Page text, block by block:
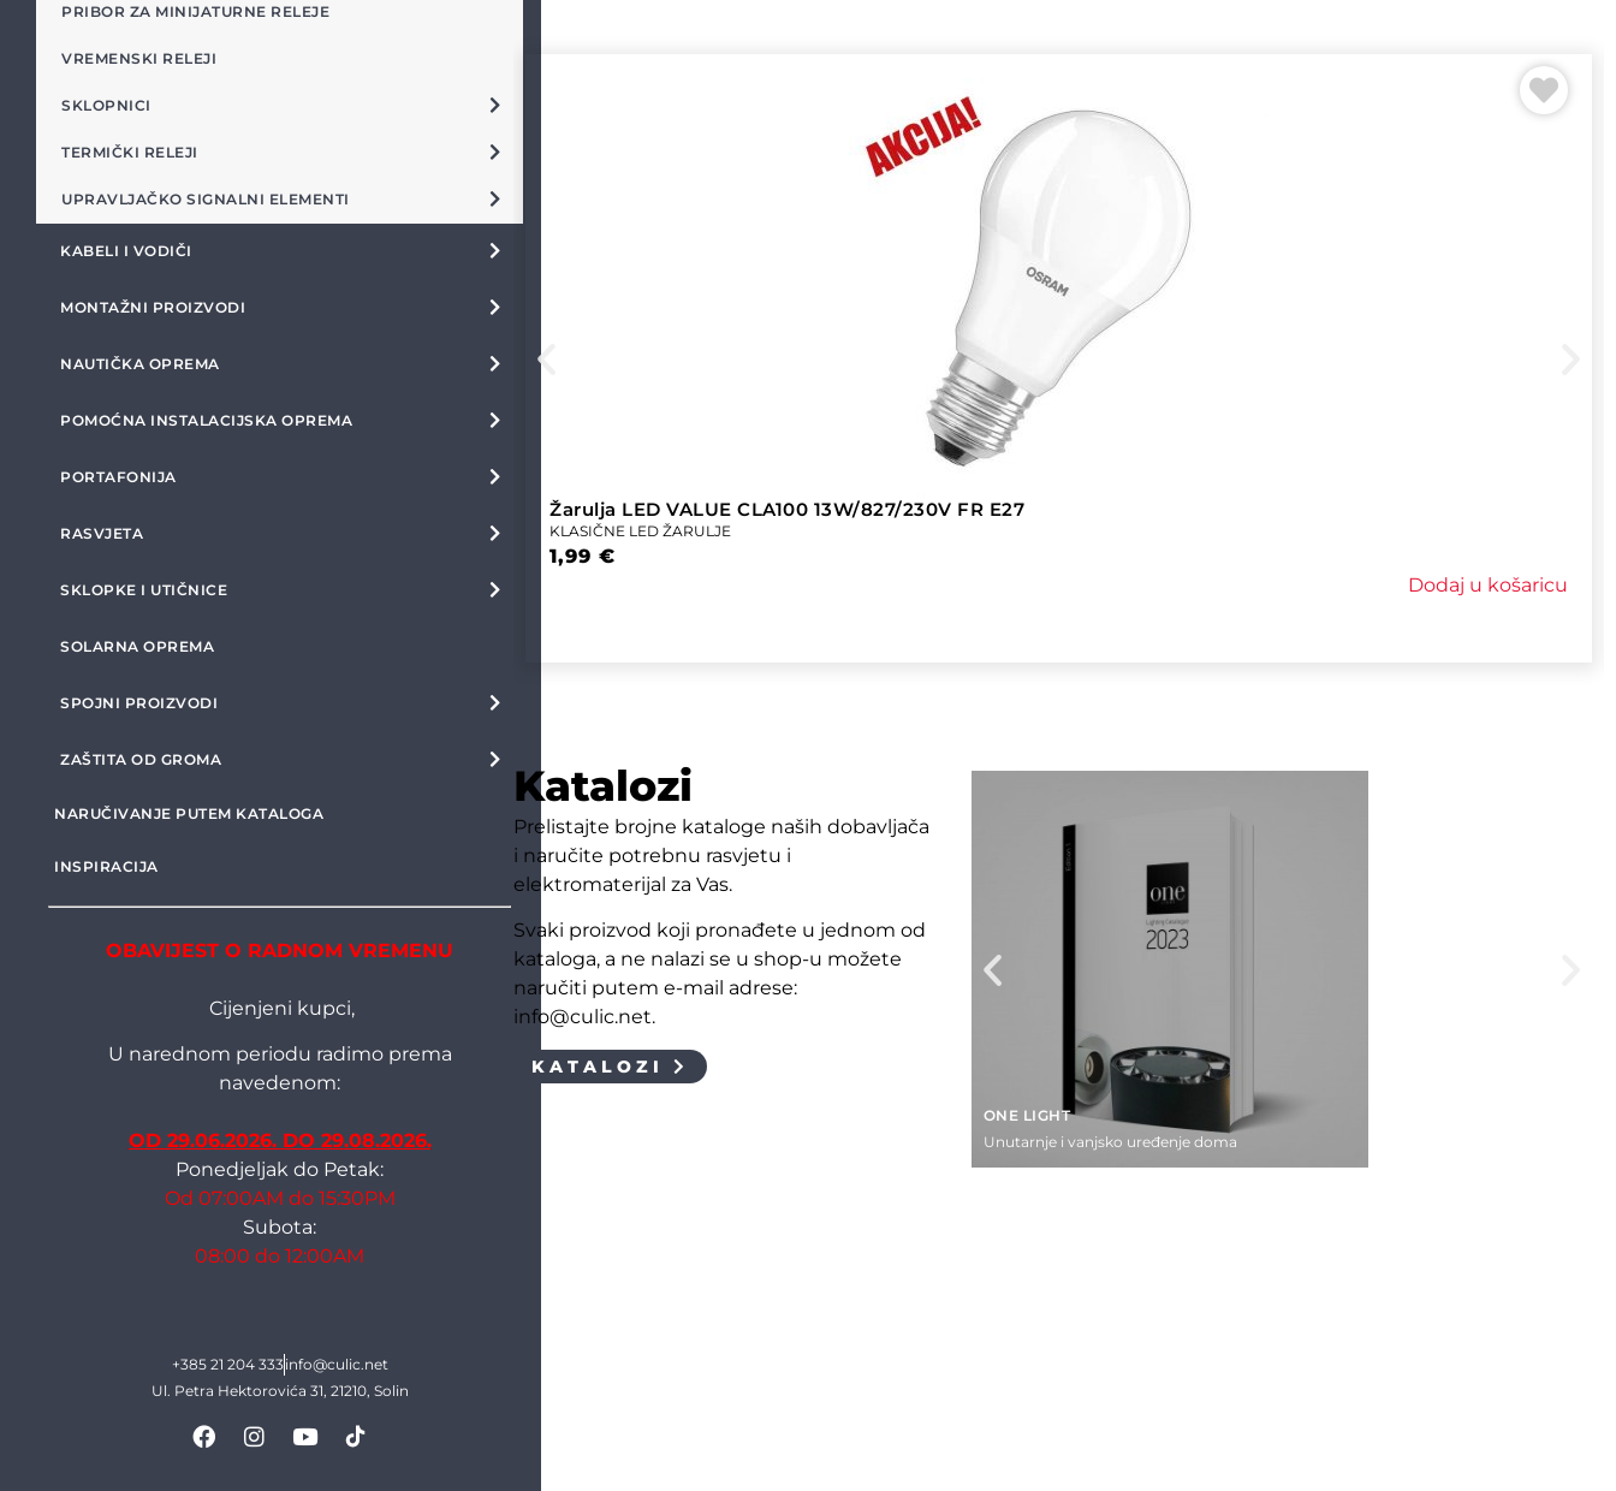
PRIBOR ZA MINIJATURNE RELEJE
VREMENSKI RELEJI
SKLOPNICI
TERMIČKI RELEJI
UPRAVLJAČKO SIGNALNI ELEMENTI
KABELI I VODIČI
MONTAŽNI PROIZVODI
NAUTIČKA OPREMA
POMOĆNA INSTALACIJSKA OPREMA
PORTAFONIJA
RASVJETA
SKLOPKE I UTIČNICE
SOLARNA OPREMA
SPOJNI PROIZVODI
ZAŠTITA OD GROMA
NARUČIVANJE PUTEM KATALOGA
INSPIRACIJA
OBAVIJEST O RADNOM VREMENU
Cijenjeni kupci,
U narednom periodu radimo prema
navedenom:
OD 29.06.2026. DO 29.08.2026.
Ponedjeljak do Petak:
Od 07:00AM do 15:30PM
Subota:
08:00 do 12:00AM
+385 21 204 333info@culic.net
Ul. Petra Hektorovića 31, 21210, Solin
Žarulja LED VALUE CLA100 13W/827/230V FR E27
KLASIČNE LED ŽARULJE
1,99€
Dodaj u košaricu
Katalozi
Prelistajte brojne kataloge naših dobavljača
i naručite potrebnu rasvjetu i
elektromaterijal za Vas.
Svaki proizvod koji pronađete u jednom od
kataloga, a ne nalazi se u shop-u možete
naručiti putem e-mail adrese:
info@culic.net.
KATALOZI
ONE LIGHT
Unutarnje i vanjsko uređenje doma